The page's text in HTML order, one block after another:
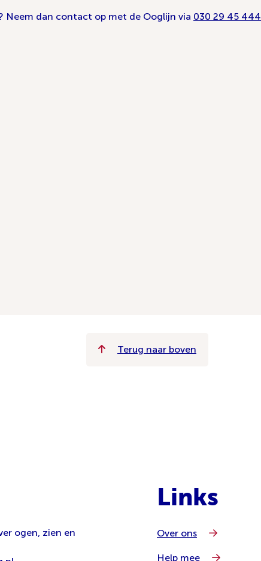
Neem dan contact op met de Ooglijn via 030 29 45 444
Terug naar boven
ogen, zien en
Links
Over ons
Help mee